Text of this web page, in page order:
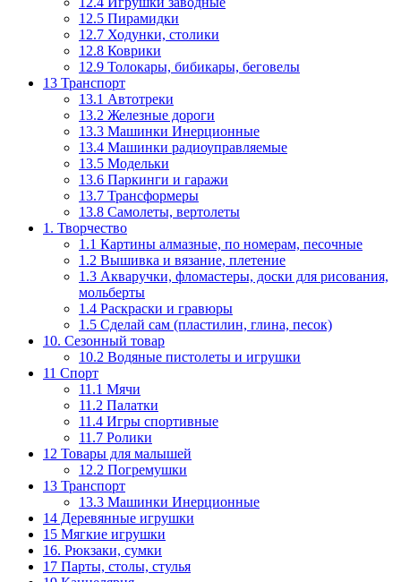
12.5 Пирамидки
12.7 Ходунки, столики
12.8 Коврики
12.9 Толокары, бибикары, беговелы
13 Транспорт
13.1 Автотреки
13.2 Железные дороги
13.3 Машинки Инерционные
13.4 Машинки радиоуправляемые
13.5 Модельки
13.6 Паркинги и гаражи
13.7 Трансформеры
13.8 Самолеты, вертолеты
1. Творчество
1.1 Картины алмазные, по номерам, песочные
1.2 Вышивка и вязание, плетение
1.3 Акваручки, фломастеры, доски для рисования,
мольберты
1.4 Раскраски и гравюры
1.5 Сделай сам (пластилин, глина, песок)
10. Сезонный товар
10.2 Водяные пистолеты и игрушки
11 Спорт
11.1 Мячи
11.2 Палатки
11.4 Игры спортивные
11.7 Ролики
12 Товары для малышей
12.2 Погремушки
13 Транспорт
13.3 Машинки Инерционные
14 Деревянные игрушки
15 Мягкие игрушки
16. Рюкзаки, сумки
17 Парты, столы, стулья